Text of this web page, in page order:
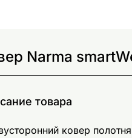
Narma
товара
ковер